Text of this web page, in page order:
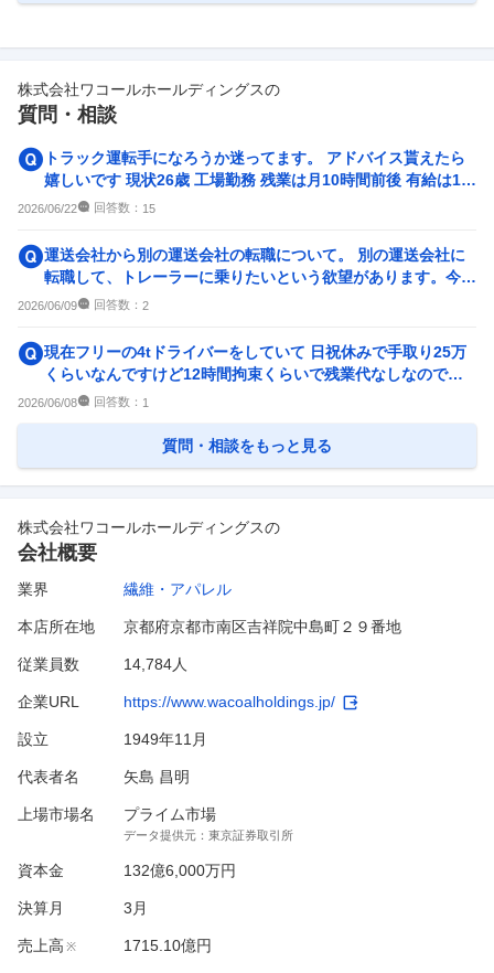
株式会社ワコールホールディングスの
質問・相談
トラック運転手になろうか迷ってます。 アドバイス貰えたら
嬉しいです 現状26歳 工場勤務 残業は月10時間前後 有給は1年
で20日...
2026/06/22 回答数： 15
運送会社から別の運送会社の転職について。 別の運送会社に
転職して、トレーラーに乗りたいという欲望があります。今の
会社はトレーラー大型と...
2026/06/09 回答数： 2
現在フリーの4tドライバーをしていて 日祝休みで手取り25万
くらいなんですけど12時間拘束くらいで残業代なしなので転
職検討中です。 土...
2026/06/08 回答数： 1
質問・相談をもっと見る
株式会社ワコールホールディングスの
会社概要
業界 繊維・アパレル
本店所在地 京都府京都市南区吉祥院中島町２９番地
従業員数 14,784人
企業URL https://www.wacoalholdings.jp/
設立 1949年11月
代表者名 矢島 昌明
上場市場名 プライム市場
データ提供元： 東京証券取引所
資本金 132億6,000万円
決算月 3 月
売上高 ※ 1715.10億円